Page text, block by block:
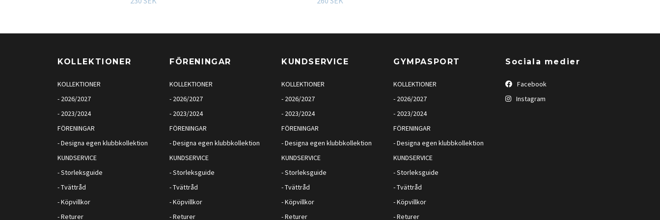
KOLLEKTIONER
KOLLEKTIONER
- 2026/2027
- 2023/2024
FÖRENINGAR
- Designa egen klubbkollektion
KUNDSERVICE
- Storleksguide
- Tvättråd
- Köpvillkor
- Returer
FÖRENINGAR
KOLLEKTIONER
- 2026/2027
- 2023/2024
FÖRENINGAR
- Designa egen klubbkollektion
KUNDSERVICE
- Storleksguide
- Tvättråd
- Köpvillkor
- Returer
KUNDSERVICE
KOLLEKTIONER
- 2026/2027
- 2023/2024
FÖRENINGAR
- Designa egen klubbkollektion
KUNDSERVICE
- Storleksguide
- Tvättråd
- Köpvillkor
- Returer
GYMPASPORT
KOLLEKTIONER
- 2026/2027
- 2023/2024
FÖRENINGAR
- Designa egen klubbkollektion
KUNDSERVICE
- Storleksguide
- Tvättråd
- Köpvillkor
- Returer
Sociala medier
Facebook
Instagram